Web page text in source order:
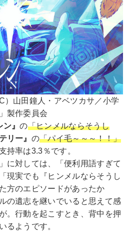
）山田鐘人・アベツカサ／小学
製作委員会
ン』の「ヒンメルならそうし
リー』 の「パイ毛～～～！！」
持率は3.3％です。
に対しては、「便利用語すぎて
現実でも『ヒンメルならそうし
方のエピソードがあったか
の遺志を継いでいると思えて感
。行動を起こすとき、背中を押
るようです。